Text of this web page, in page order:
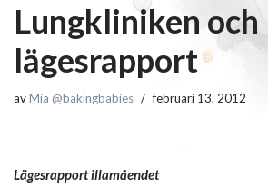
Lungkliniken och
lägesrapport
avMia @bakingbabies februari 13, 2012
Lägesrapport illamåendet